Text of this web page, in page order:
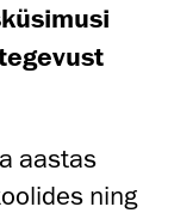
aastas
ning